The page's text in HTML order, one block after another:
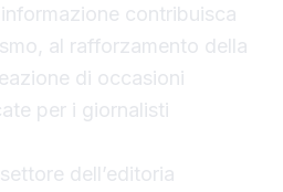
contribuisca
al rafforzamento della
di occasioni
per i giornalisti
dell’editoria